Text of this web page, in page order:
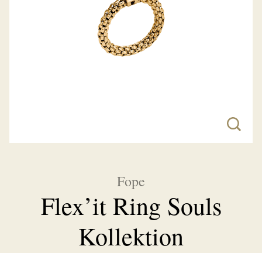
Fope
Flex’it Ring Souls
Kollektion